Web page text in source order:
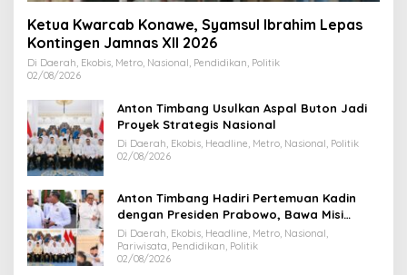
Ketua Kwarcab Konawe, Syamsul Ibrahim Lepas
Kontingen Jamnas XII 2026
Di Daerah, Ekobis, Metro, Nasional, Pendidikan, Politik
02/08/2026
Anton Timbang Usulkan Aspal Buton Jadi
Proyek Strategis Nasional
Di Daerah, Ekobis, Headline, Metro, Nasional, Politik
02/08/2026
Anton Timbang Hadiri Pertemuan Kadin
dengan Presiden Prabowo, Bawa Misi
Majukan Ekonomi Sultra
Di Daerah, Ekobis, Headline, Metro, Nasional,
Pariwisata, Pendidikan, Politik
02/08/2026